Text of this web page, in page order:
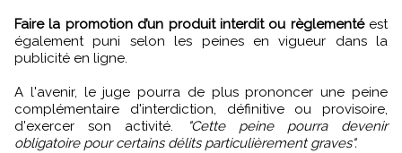
Faire la promotion d’un produit interdit ou règlementéest
également puni selon les peines en vigueur dans la
publicité en ligne.
A l'avenir, le juge pourra de plus prononcer une peine
complémentaire d'interdiction, définitive ou provisoire,
d'exercer son activité.
"Cette peine pourra devenir
obligatoire pour certains délits particulièrement graves".